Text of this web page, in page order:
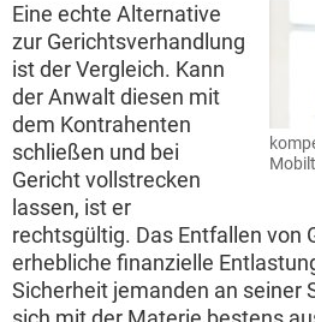
Eine echte Alternative
zur Gerichtsverhandlung
ist der Vergleich. Kann
der Anwalt diesen mit
dem Kontrahenten
schließen und bei
Gericht vollstrecken
lassen, ist er
rechtsgültig. Das Entfallen von
erhebliche finanzielle
Sicherheit jemanden an seiner